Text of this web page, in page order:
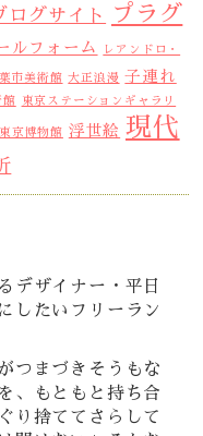
ログサイト
プラグ
ルフォーム レアンドロ・
市美術館 大正浪漫 子連れ
館 東京ステーションギャラリ
京博物館 浮世絵 現代
デザイナー・平日
したいフリーラン
つまづきそうもな
、もともと持ち合
り捨ててさらして